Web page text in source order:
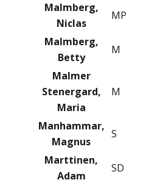
Malmberg,
Niclas
MP
Malmberg,
Betty
M
Malmer
Stenergard,
Maria
M
Manhammar,
Magnus
S
Marttinen,
Adam
SD